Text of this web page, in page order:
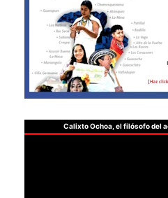
Calixto Ochoa, el filósofo del